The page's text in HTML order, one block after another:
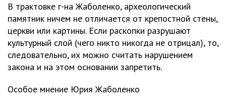
В трактовке г-на Жаболенко, археологический
памятник ничем не отличается от крепостной стены,
церкви или картины. Если раскопки разрушают
культурный слой (чего никто никогда не отрицал), то,
следовательно, их можно считать нарушением
закона и на этом основании запретить.
Особое мнение Юрия Жаболенко